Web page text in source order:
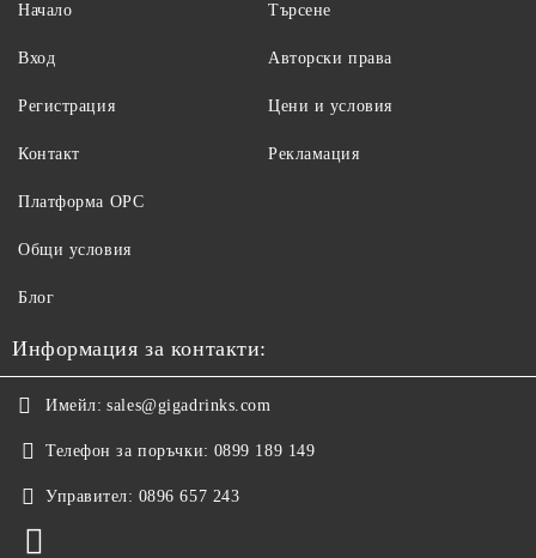
Начало
Вход
Регистрация
Контакт
Търсене
Авторски права
Цени и условия
Рекламация
Платформа ОРС
Общи условия
Блог
Информация за контакти:
Имейл: sales@gigadrinks.com
Телефон за поръчки: 0899 189 149
Управител: 0896 657 243